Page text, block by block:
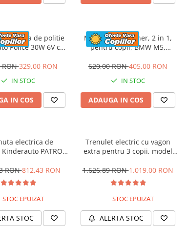
electrica de politie
Police 30W 6V cu
culoare Rosu
RON329,00 RON
IN STOC
IN COS
Masinuta cu maner, 2 in 1,
pentru copii, BMW M5,
620,00 RON405,00 RON
IN STOC
ADAUGA IN COS
electrica de
PATROL
RON812,43 RON
STOC EPUIZAT
STOC
Trenulet electric cu vagon
extra pentru 3 copii, model
music player, albastru
1.626,89 RON1.019,00 RON
STOC EPUIZAT
ALERTA STOC